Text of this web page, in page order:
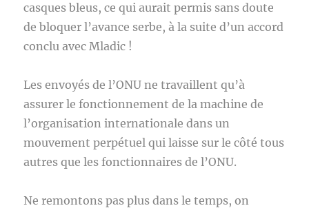
casques bleus, ce qui aurait permis sans doute
de bloquer l’avance serbe, à la suite d’un accord
conclu avec Mladic !
Les envoyés de l’ONU ne travaillent qu’à
assurer le fonctionnement de la machine de
l’organisation internationale dans un
mouvement perpétuel qui laisse sur le côté tous
autres que les fonctionnaires de l’ONU.
Ne remontons pas plus dans le temps, on